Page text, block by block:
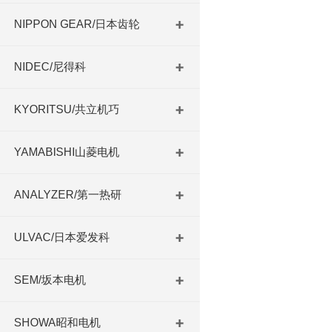
NIPPON GEAR/日本齿轮
NIDEC/尼得科
KYORITSU/共立机巧
YAMABISHI山菱电机
ANALYZER/第一热研
ULVAC/日本爱发科
SEM/坂本电机
SHOWA昭和电机